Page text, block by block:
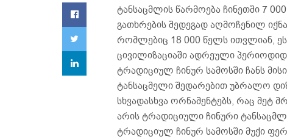
ტანსაცმლის წარმოება ჩინეთში 7
გათხრების შედეგად აღმოჩენილ იქნა
რომლებიც 18 000 წელს ითვლიან,
ცივილიზაციაში ადრეული
ტრადიციულ ჩინურ სამოსში ჩანს
ტანსაცმელი შედარებით უბრალო
სხვადასხვა ორნამენტებს, რაც მეტ
არის ტრადიციული ჩინური
ტრადიციულ ჩინურ სამოსში მუქი